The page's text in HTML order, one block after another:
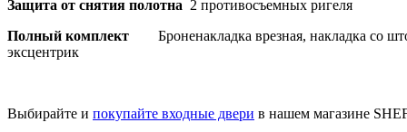
Защита от снятия полотна 2 противосъемных ригеля
Полный комплект Броненакладка врезная, накладка со
эксцентрик
Выбирайте и покупайте входные двери в нашем магазине